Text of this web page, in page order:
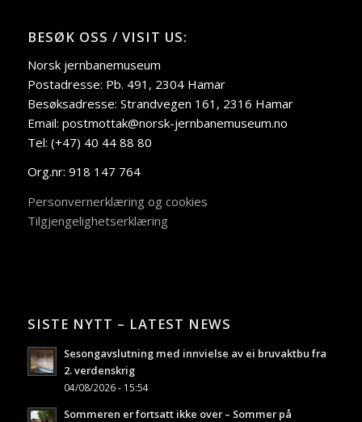
BESØK OSS / VISIT US:
Norsk jernbanemuseum
Postadresse: Pb. 491, 2304 Hamar
Besøksadresse: Strandvegen 161, 2316 Hamar
Email: postmottak@norsk-jernbanemuseum.no
Tel: (+47) 40 44 88 80
Org.nr: 918 147 764
Personvernerklæring og cookies
Tilgjengelighetserklæring
SISTE NYTT – LATEST NEWS
Sesongavslutning med innvielse av ei bruvaktbu fra
2. verdenskrig
04/08/2026 - 15:54
Sommeren er fortsatt ikke over – Sommer på